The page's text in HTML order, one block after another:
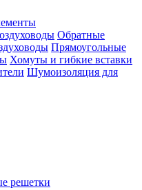
Обратные
Прямоугольные
Хомуты и гибкие вставки
Шумоизоляция для
решетки